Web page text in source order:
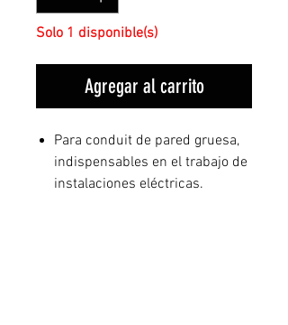
Solo 1 disponible(s)
Agregar al carrito
Para conduit de pared gruesa,
indispensables en el trabajo de
instalaciones eléctricas.